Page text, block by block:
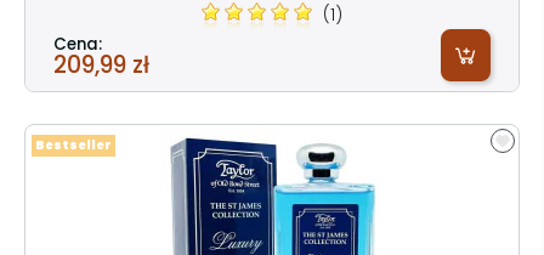
(1)
Cena:
209,99 zł
Bestseller